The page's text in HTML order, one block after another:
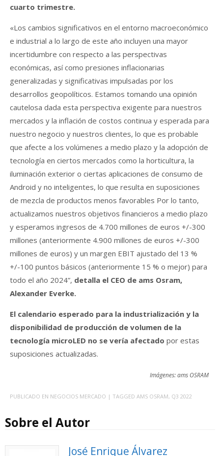
cuarto trimestre.
«Los cambios significativos en el entorno macroeconómico
e industrial a lo largo de este año incluyen una mayor
incertidumbre con respecto a las perspectivas
económicas, así como presiones inflacionarias
generalizadas y significativas impulsadas por los
desarrollos geopolíticos. Estamos tomando una opinión
cautelosa dada esta perspectiva exigente para nuestros
mercados y la inflación de costos continua y esperada para
nuestro negocio y nuestros clientes, lo que es probable
que afecte a los volúmenes a medio plazo y la adopción de
tecnología en ciertos mercados como la horticultura, la
iluminación exterior o ciertas aplicaciones de consumo de
Android y no inteligentes, lo que resulta en suposiciones
de mezcla de productos menos favorables Por lo tanto,
actualizamos nuestros objetivos financieros a medio plazo
y esperamos ingresos de 4.700 millones de euros +/-300
millones (anteriormente 4.900 millones de euros +/-300
millones de euros) y un margen EBIT ajustado del 13 %
+/-100 puntos básicos (anteriormente 15 % o mejor) para
todo el año 2024”, detalla el CEO de ams Osram,
Alexander Everke.
El calendario esperado para la industrialización y la
disponibilidad de producción de volumen de la
tecnología microLED no se vería afectado por estas
suposiciones actualizadas.
Imágenes: ams OSRAM
PUBLICADO EN NEGOCIOS MERCADO | TAGGED AMS OSRAM, Q3 2022
Sobre el Autor
José Enrique Álvarez